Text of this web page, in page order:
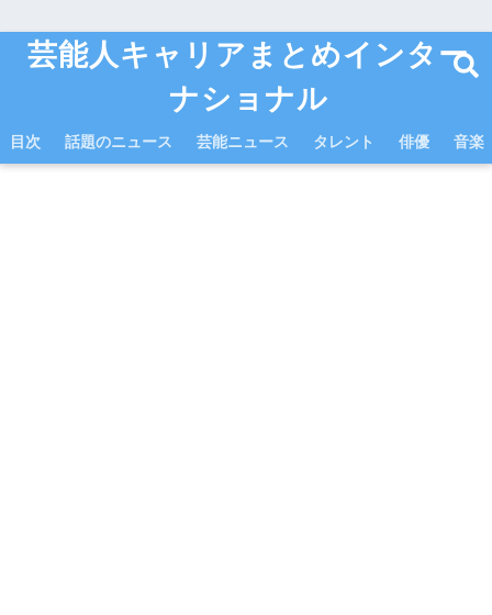
芸能人キャリアまとめインター
ナショナル
目次 話題のニュース 芸能ニュース タレント 俳優 音楽